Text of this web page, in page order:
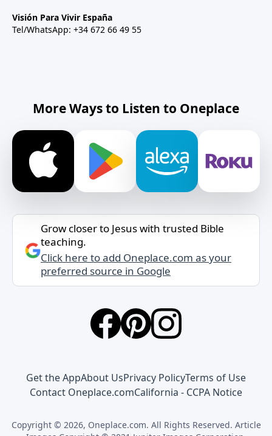
Visión Para Vivir España
Tel/WhatsApp: +34 672 66 49 55
More Ways to Listen to Oneplace
Grow closer to Jesus with trusted Bible
teaching.
Click here to add Oneplace.com as your
preferred source in Google
Get the AppAbout UsPrivacy PolicyTerms of Use
Contact Oneplace.comCalifornia - CCPA Notice
Copyright © 2026, Oneplace.com. All Rights Reserved. Article